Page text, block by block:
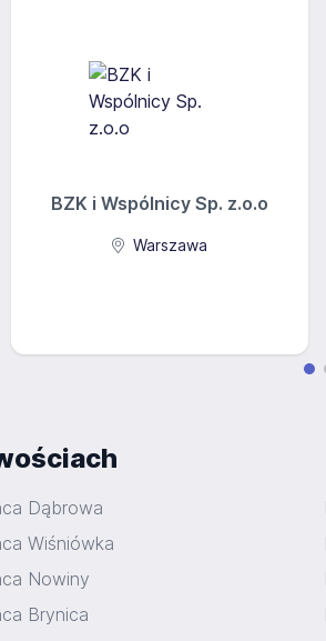
BZK i Wspólnicy Sp. z.o.o
Warszawa
Dąbrowa
Wiśniówka
Nowiny
Brynica